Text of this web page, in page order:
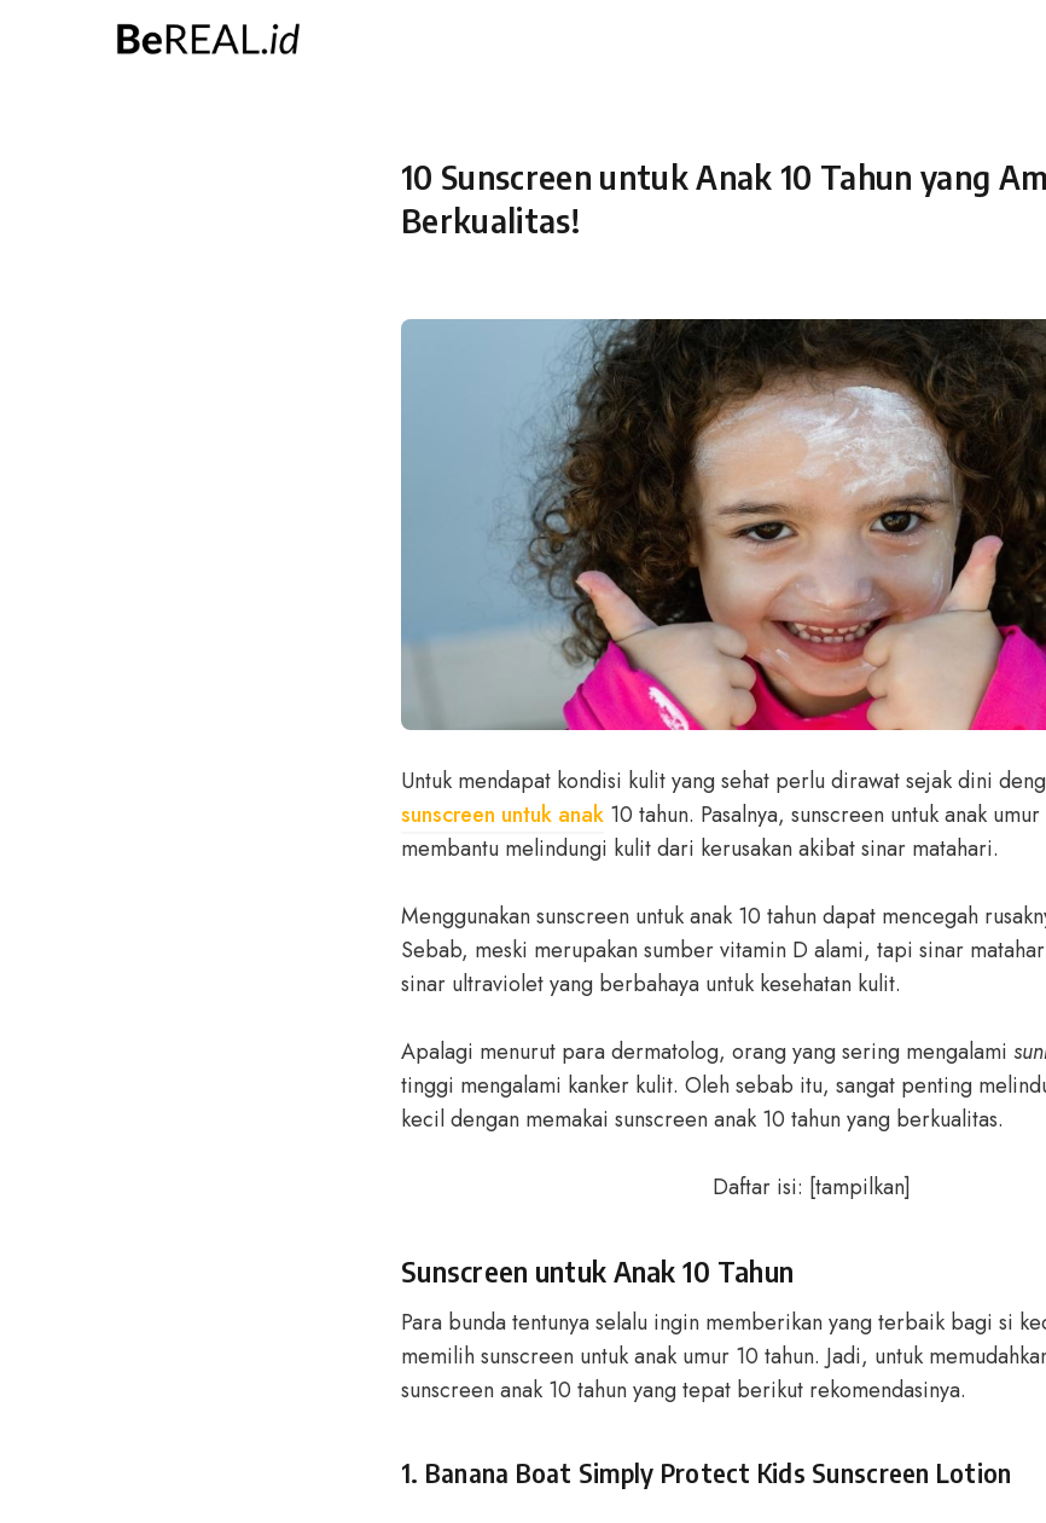
10 Sunscreen untuk Anak 10 Tahun yang
Berkualitas!
Untuk mendapat kondisi kulit yang sehat perlu dirawat sejak dini
sunscreen untuk anak 10 tahun. Pasalnya, sunscreen untuk anak
membantu melindungi kulit dari kerusakan akibat sinar matahari.
Menggunakan sunscreen untuk anak 10 tahun dapat mencegah
Sebab, meski merupakan sumber vitamin D alami, tapi sinar
sinar ultraviolet yang berbahaya untuk kesehatan kulit.
Apalagi menurut para dermatolog, orang yang sering mengalami
tinggi mengalami kanker kulit. Oleh sebab itu, sangat penting
kecil dengan memakai sunscreen anak 10 tahun yang berkualitas.
Daftar isi: [tampilkan]
Sunscreen untuk Anak 10 Tahun
Para bunda tentunya selalu ingin memberikan yang terbaik bagi si
memilih sunscreen untuk anak umur 10 tahun. Jadi, untuk
sunscreen anak 10 tahun yang tepat berikut rekomendasinya.
1. Banana Boat Simply Protect Kids Sunscreen Lotion